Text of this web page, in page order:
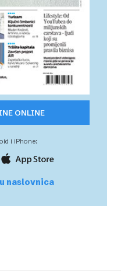
ONLINE
i iPhone:
naslovnica